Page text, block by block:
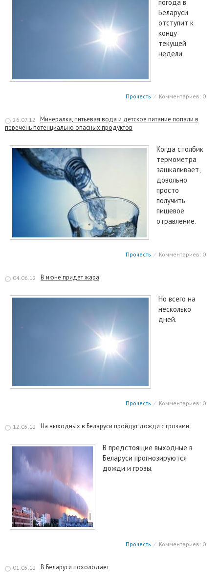
погода в
Беларуси
отступит к
концу
текущей
недели.
Прочесть ⁄ Комментариев: 0
26.07.12
Минералка, питьевая вода и детское питание попали в
перечень потенциально опасных продуктов
Когда столбик
термометра
зашкаливает,
довольно
просто
получить
пищевое
отравление.
Прочесть ⁄ Комментариев: 0
04.06.12 В июне придет жара
Но всего на
несколько
дней.
Прочесть ⁄ Комментариев: 0
12.05.12 На выходных в Беларуси пройдут дожди с грозами
В предстоящие выходные в
Беларуси прогнозируются
дожди и грозы.
Прочесть ⁄ Комментариев: 0
01.05.12 В Беларуси похолодает